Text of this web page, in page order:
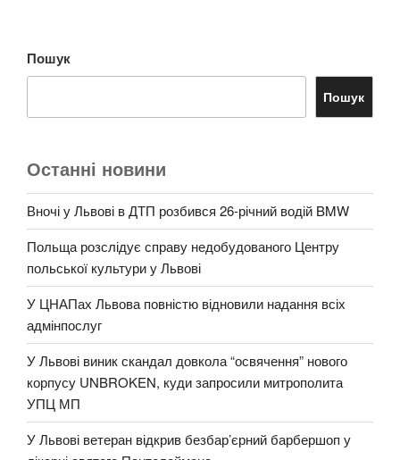
Пошук
Пошук
Останні новини
Вночі у Львові в ДТП розбився 26-річний водій BMW
Польща розслідує справу недобудованого Центру
польської культури у Львові
У ЦНАПах Львова повністю відновили надання всіх
адмінпослуг
У Львові виник скандал довкола “освячення” нового
корпусу UNBROKEN, куди запросили митрополита
УПЦ МП
У Львові ветеран відкрив безбар’єрний барбершоп у